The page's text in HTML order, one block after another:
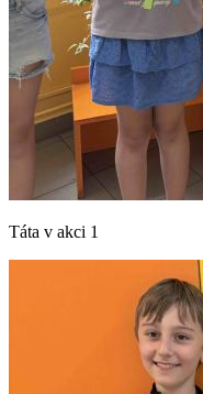
Táta v akci 1